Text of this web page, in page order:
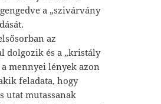
a „szivárvány
az
dolgozik és a „kristály
mennyei lények azon
feladata, hogy
utat mutassanak